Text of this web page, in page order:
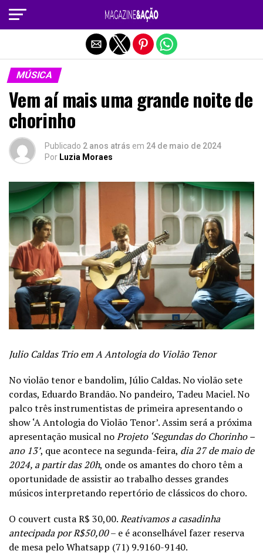
MÚSICA
Vem aí mais uma grande noite de
chorinho
Publicado 2 anos atrás em 24 de maio de 2024
Por Luzia Moraes
Julio Caldas Trio em A Antologia do Violão Tenor
No violão tenor e bandolim, Júlio Caldas. No violão sete
cordas, Eduardo Brandão. No pandeiro, Tadeu Maciel. No
palco três instrumentistas de primeira apresentando o
show ‘A Antologia do Violão Tenor’. Assim será a próxima
apresentação musical noProjeto ‘Segundas do Chorinho –
ano 13’, que acontece na segunda-feira, dia 27 de maio de
2024, a partir das 20h, onde os amantes do choro têm a
oportunidade de assistir ao trabalho desses grandes
músicos interpretando repertório de clássicos do choro.
O couvert custa R$ 30,00.Reativamos a casadinha
antecipada por R$50,00– e é aconselhável fazer reserva
de mesa pelo Whatsapp (71) 9.9160-9140.
Sair da versão mobile